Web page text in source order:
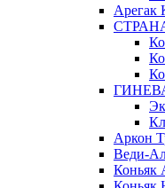
Арегак
Аркон
Веди-